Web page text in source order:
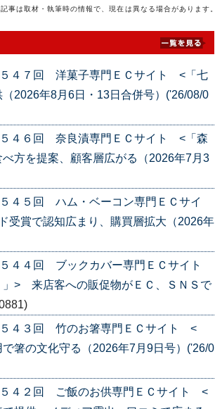
記事は取材・執筆時の情報で、現在は異なる場合があります。
５４７回 洋菓子専門ＥＣサイト <「七
2026年8月6日・13日合併号）('26/08/0
５４６回 奈良漬専門ＥＣサイト <「森
方を提案、顧客層広がる（2026年7月3
４５回 ハム・ベーコン専門ＥＣサイ
賞で認知広まり、購買層拡大（2026年
５４４回 ブックカバー専門ＥＣサイト
」> 来店客への販促物がＥＣ、ＳＮＳで
５４３回 竹のお箸専門ＥＣサイト <
箸の文化守る（2026年7月9日号）('26/0
５４２回 ご飯のお供専門ＥＣサイト <